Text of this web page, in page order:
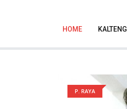
HOME KALTENG
P. RAYA